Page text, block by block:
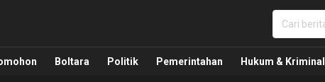
Politik, Pemerintahan, Hukum Kriminal dan Nasional
Boltara Politik Pemerintahan Hukum & Kriminal